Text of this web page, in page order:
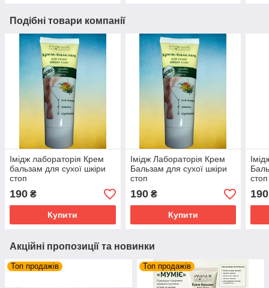
Подібні товари компанії
Імідж лабораторія Крем
бальзам для сухої шкіри
стоп
190 ₴
Купити
Імідж Лабораторія Крем
Бальзам для сухої шкіри
стоп
190₴
Купити
190
Акційні пропозиції та новинки
Топ продажів Топ продажів